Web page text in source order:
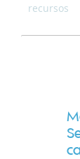
recursos